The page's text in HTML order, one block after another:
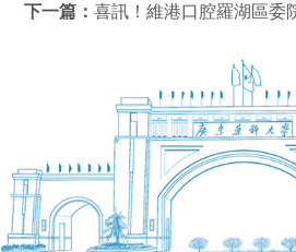
下一篇：喜訊！維港口腔羅湖區委院再次榮獲